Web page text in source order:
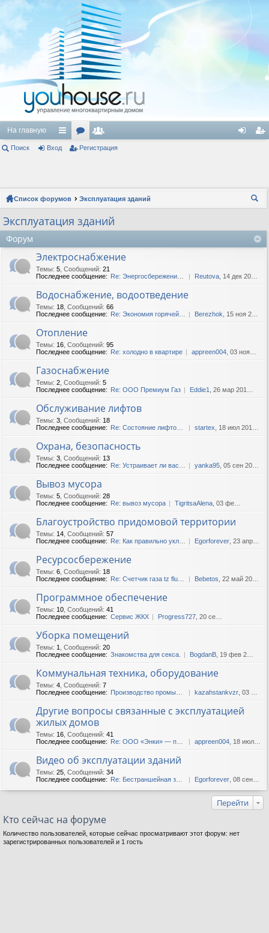
На главную
с
и
ор ол
ат
ел
ац
Поиск Вход Регистрация
Список форумов
Эксплуатация зданий
Эксплуатация зданий
Форум
Электроснабжение
Темы: 5 Сообщений: 21
Последнее сообщение: Re: Энергосбережение в дома... Reutova , 14 дек 2020, 11:15
Водоснабжение, водоотведение
Темы: 18 Сообщений: 66
Последнее сообщение: Re: Экономия горячей воды. Berezhok , 15 ноя 2020, 18:45
Отопление
Темы: 16 Сообщений: 95
Последнее сообщение: Re: холодно в квартире appreen004 , 03 ноя 2022, 13:44
Газоснабжение
Темы: 2 Сообщений: 5
Последнее сообщение: Re: ООО Премиум Газ Eddie1 , 26 мар 2016, 18:04
Обслуживание лифтов
Темы: 3 Сообщений: 18
Последнее сообщение: Re: Состояние лифтов в наши... startex , 18 июл 2019, 10:34
Охрана, безопасность
Темы: 3 Сообщений: 13
Последнее сообщение: Re: Устраивает ли вас охран... yanka95 , 05 сен 2017, 10:14
Вывоз мусора
Темы: 5 Сообщений: 28
Последнее сообщение: Re: вывоз мусора TigritsaAlena , 03 фев 2020, 13:55
Благоустройство придомовой территории
Темы: 14 Сообщений: 57
Последнее сообщение: Re: Как правильно укладыват... Egorforever , 23 апр 2019, 14:41
Ресурсосбережение
Темы: 6 Сообщений: 18
Последнее сообщение: Re: Счетчик газа tz fluxi g250 Bebetos , 22 май 2020, 12:53
Программное обеспечение
Темы: 10 Сообщений: 41
Последнее сообщение: Сервис ЖКХ Progress727 , 20 сен 2018, 05:33
Уборка помещений
Темы: 1 Сообщений: 20
Последнее сообщение: Знакомства для секса. BogdanB , 19 фев 2025, 04:38
Коммунальная техника, оборудование
Темы: 4 Сообщений: 7
Последнее сообщение: Производство промышленных к... kazahstankvzr , 03 фев 2022, 13:52
Другие вопросы связанные с эксплуатацией
жилых домов
Темы: 16 Сообщений: 41
Последнее сообщение: Re: ООО «Энки» — продажа ст... appreen004 , 18 июл 2022, 09:11
Видео об эксплуатации зданий
Темы: 25 Сообщений: 34
Последнее сообщение: Re: Бестраншейная замена во... Egorforever , 08 сен 2018, 18:06
Перейти
Кто сейчас на форуме
Количество пользователей, которые сейчас просматривают этот форум: нет
зарегистрированных пользователей и 1 гость